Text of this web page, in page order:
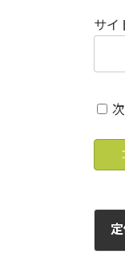
サイ